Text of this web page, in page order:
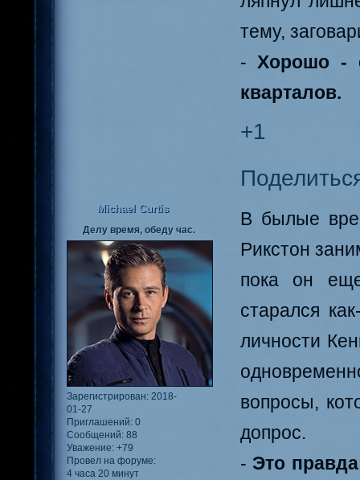
тему,
- Хорошо -
кварталов.
+1
Michael Curtis
Делу время, обеду час.
Зарегистрирован: 2018-
01-27
Приглашений: 0
Сообщений: 88
Уважение: +79
Провел на форуме:
4 часа 20 минут
В былые
Рикстон
пока он
старался
личности
вопросы,
допрос.
- Это